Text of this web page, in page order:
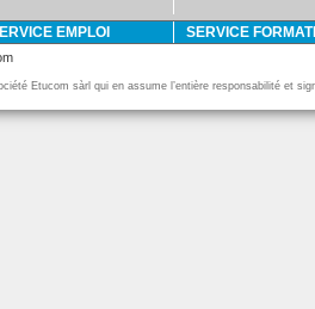
SERVICE EMPLOI SERVICE
Etucom sàrl qui en assume l’entière responsabilité et